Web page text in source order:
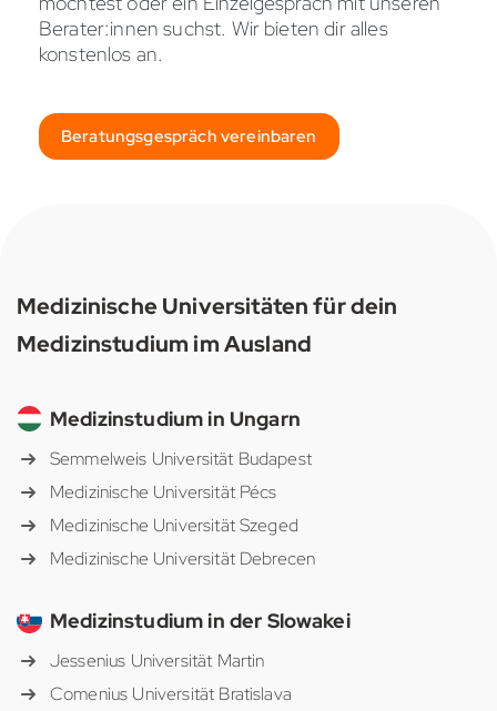
Berater:innen suchst. Wir bieten dir alles
konstenlos an.
Beratungsgespräch vereinbaren
Medizinische Universitäten für dein
Medizinstudium im Ausland
Medizinstudium in Ungarn
Semmelweis Universität Budapest
Medizinische Universität Pécs
Medizinische Universität Szeged
Medizinische Universität Debrecen
Medizinstudium in der Slowakei
Jessenius Universität Martin
Comenius Universität Bratislava